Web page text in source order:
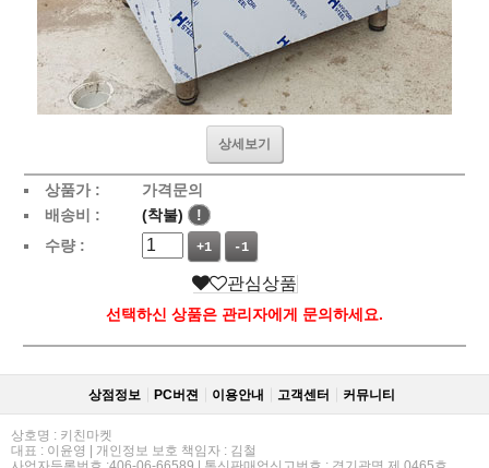
상세보기
상품가 :
가격문의
배송비 :
(착불)
!
수량 :
+1 -1
관심상품
선택하신 상품은 관리자에게 문의하세요.
상점정보 PC버젼 이용안내 고객센터 커뮤니티
상호명 : 키친마켓
대표 : 이윤영 | 개인정보 보호 책임자 : 김철